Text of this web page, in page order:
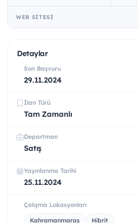
WEB SITESI
Detaylar
Son Başvuru
29.11.2024
İlan Türü
Tam Zamanlı
Departman
Satış
Yayınlanma Tarihi
25.11.2024
Çalışma Lokasyonları
Kahramanmaraş Hibrit